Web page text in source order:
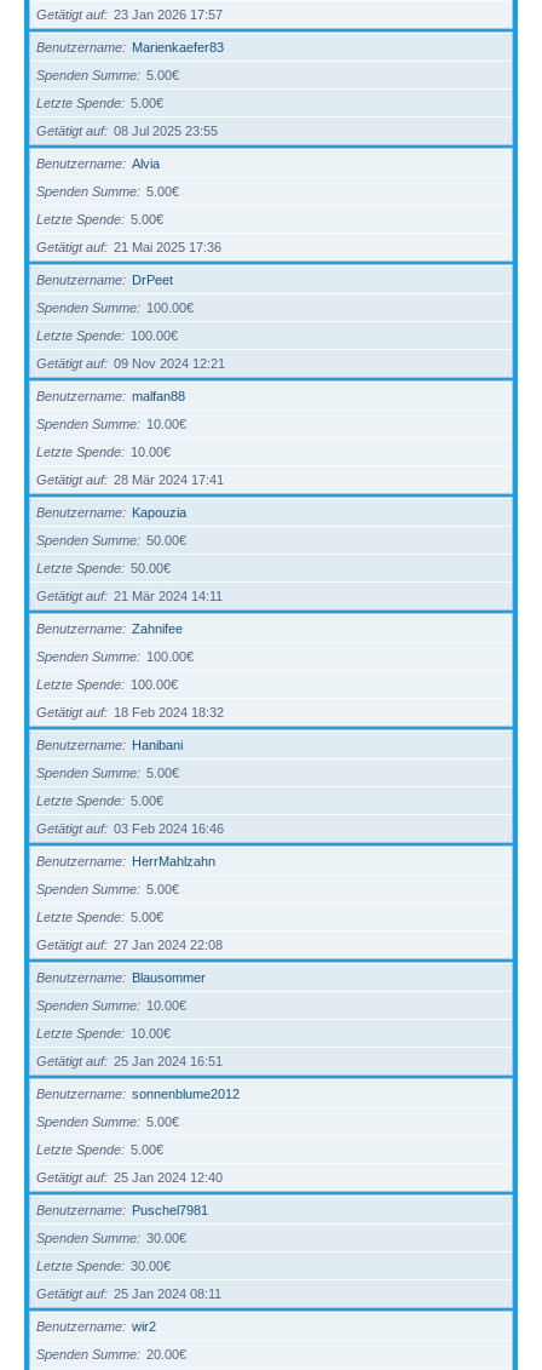
Getätigt auf
23 Jan 2026 17:57
Benutzername
Marienkaefer83
Spenden Summe
5.00€
Letzte Spende
5.00€
Getätigt auf
08 Jul 2025 23:55
Benutzername
Alvia
Spenden Summe
5.00€
Letzte Spende
5.00€
Getätigt auf
21 Mai 2025 17:36
Benutzername
DrPeet
Spenden Summe
100.00€
Letzte Spende
100.00€
Getätigt auf
09 Nov 2024 12:21
Benutzername
malfan88
Spenden Summe
10.00€
Letzte Spende
10.00€
Getätigt auf
28 Mär 2024 17:41
Benutzername
Kapouzia
Spenden Summe
50.00€
Letzte Spende
50.00€
Getätigt auf
21 Mär 2024 14:11
Benutzername
Zahnifee
Spenden Summe
100.00€
Letzte Spende
100.00€
Getätigt auf
18 Feb 2024 18:32
Benutzername
Hanibani
Spenden Summe
5.00€
Letzte Spende
5.00€
Getätigt auf
03 Feb 2024 16:46
Benutzername
HerrMahlzahn
Spenden Summe
5.00€
Letzte Spende
5.00€
Getätigt auf
27 Jan 2024 22:08
Benutzername
Blausommer
Spenden Summe
10.00€
Letzte Spende
10.00€
Getätigt auf
25 Jan 2024 16:51
Benutzername
sonnenblume2012
Spenden Summe
5.00€
Letzte Spende
5.00€
Getätigt auf
25 Jan 2024 12:40
Benutzername
Puschel7981
Spenden Summe
30.00€
Letzte Spende
30.00€
Getätigt auf
25 Jan 2024 08:11
Benutzername
wir2
Spenden Summe
20.00€